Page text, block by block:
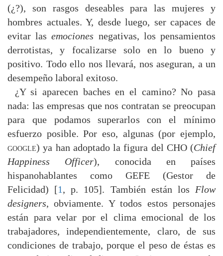
(¿?), son rasgos deseables para las mujeres y
hombres actuales. Y, desde luego, ser capaces de
evitar lasemociones negativas, los pensamientos
derrotistas, y focalizarse solo en lo bueno y
positivo. Todo ello nos llevará, nos aseguran, a un
desempeño laboral exitoso.
¿Y si aparecen baches en el camino? No pasa
nada: las empresas que nos contratan se preocupan
para que podamos superarlos con el mínimo
esfuerzo posible. Por eso, algunas (por ejemplo,
google) ya han adoptado la figura del CHO (Chief
Happiness Officer), conocida en países
hispanohablantes como GEFE (Gestor de
Felicidad) [1, p. 105]. También están los Flow
designers, obviamente. Y todos estos personajes
están para velar por el clima emocional de los
trabajadores, independientemente, claro, de sus
condiciones de trabajo, porque el peso de éstas es